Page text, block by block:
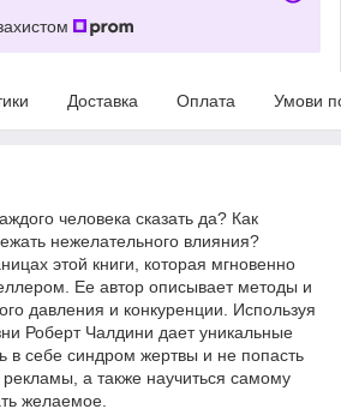
Доставка Оплата Умови
человека сказать да? Как
нежелательного влияния?
этой книги, которая мгновенно
Ее автор описывает методы и
давления и конкуренции. Используя
Роберт Чалдини дает уникальные
в себе синдром жертвы и не попасть
а также научиться самому
желаемое.